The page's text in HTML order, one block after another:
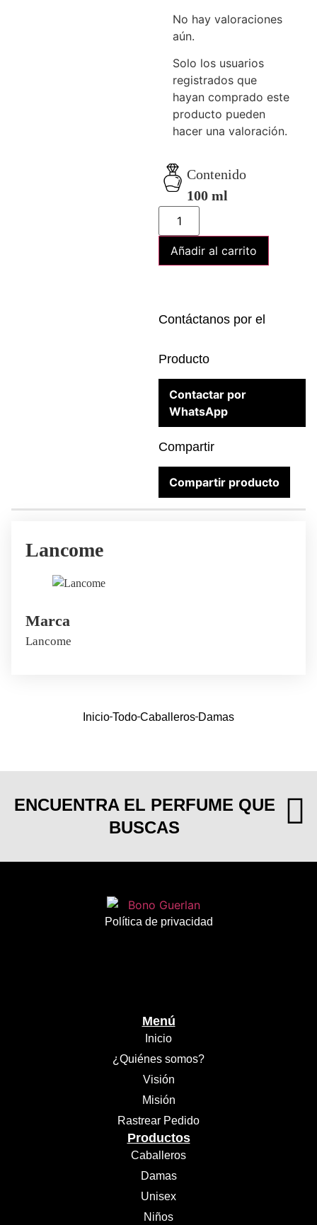
No hay valoraciones
aún.
Solo los usuarios
registrados que
hayan comprado este
producto pueden
hacer una valoración.
Contenido
100 ml
Añadir al carrito
Contáctanos por el
Producto
Contactar por
WhatsApp
Compartir
Compartir producto
Lancome
Marca
Lancome
Inicio Todo Caballeros Damas
ENCUENTRA EL PERFUME QUE
BUSCAS
Política de privacidad
Menú
Inicio
¿Quiénes somos?
Visión
Misión
Rastrear Pedido
Productos
Caballeros
Damas
Unisex
Niños